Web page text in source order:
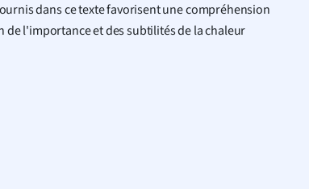
dans ce texte favorisent une compréhension
l'importance et des subtilités de la chaleur